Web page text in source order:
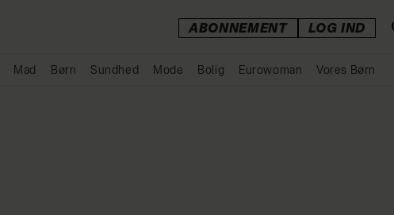
ABONNEMENT LOG IND
Mad Børn Sundhed Mode Bolig Eurowoman Vores Børn